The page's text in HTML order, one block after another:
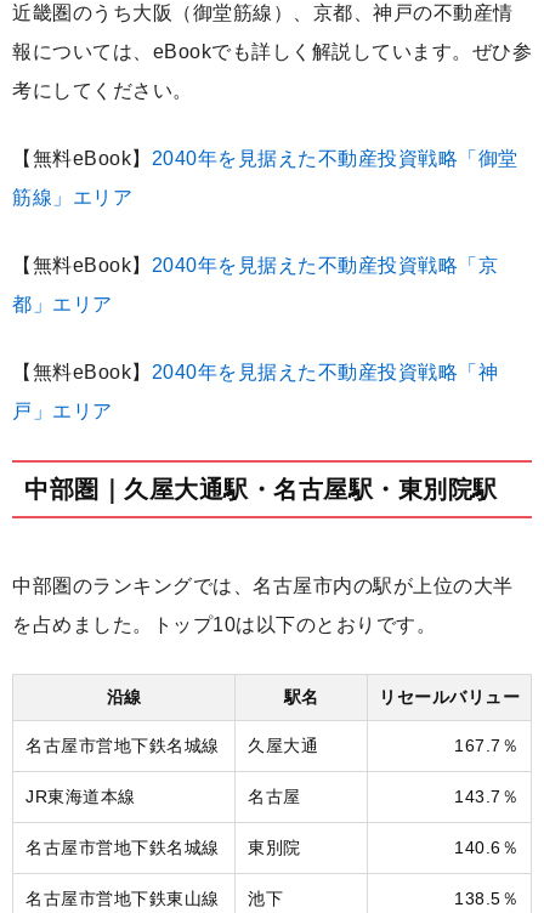
近畿圏のうち大阪（御堂筋線）、京都、神戸の不動産情
報については、eBookでも詳しく解説しています。ぜひ参
考にしてください。
【無料eBook】 2040年を見据えた不動産投資戦略「御堂
筋線」エリア
【無料eBook】 2040年を見据えた不動産投資戦略「京
都」エリア
【無料eBook】 2040年を見据えた不動産投資戦略「神
戸」エリア
中部圏｜久屋大通駅・名古屋駅・東別院駅
中部圏のランキングでは、名古屋市内の駅が上位の大半
を占めました。トップ10は以下のとおりです。
沿線 駅名 リセールバリュー
名古屋市営地下鉄名城線 久屋大通 167.7％
JR東海道本線 名古屋 143.7％
名古屋市営地下鉄名城線 東別院 140.6％
名古屋市営地下鉄東山線 池下 138.5％